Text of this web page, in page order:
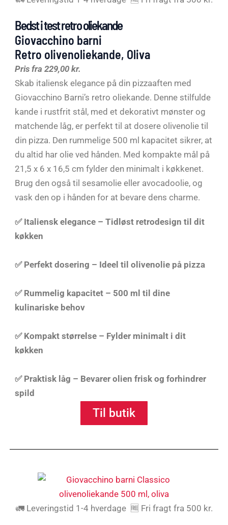
Bedst i test retro oliekande
Giovacchino barni
Retro olivenoliekande, Oliva
Pris fra 229,00 kr.
Skab italiensk elegance på din pizzaaften med
Giovacchino Barni’s retro oliekande. Denne stilfulde
kande i rustfrit stål, med et dekorativt mønster og
matchende låg, er perfekt til at dosere olivenolie til
din pizza. Den rummelige 500 ml kapacitet sikrer, at
du altid har olie ved hånden. Med kompakte mål på
21,5 x 6 x 16,5 cm fylder den minimalt i køkkenet.
Brug den også til sesamolie eller avocadoolie, og
vask den op i hånden for at bevare dens charme.
✅ Italiensk elegance – Tidløst retrodesign til dit
køkken
✅ Perfekt dosering – Ideel til olivenolie på pizza
✅ Rummelig kapacitet – 500 ml til dine
kulinariske behov
✅ Kompakt størrelse – Fylder minimalt i dit
køkken
✅ Praktisk låg – Bevarer olien frisk og forhindrer
spild
Til butik
🚛 Leveringstid 1-4 hverdage 🆓 Fri fragt fra 500 kr.